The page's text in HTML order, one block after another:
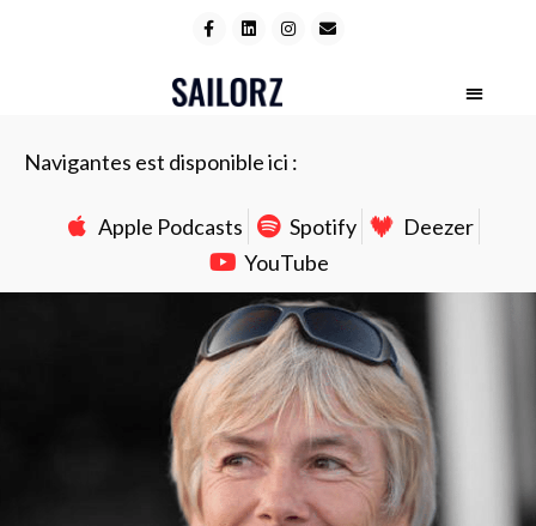
Navigantes est disponible ici :
Apple Podcasts Spotify
Deezer
YouTube